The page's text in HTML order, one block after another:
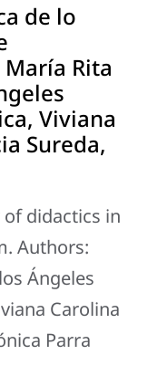
de lo
Rita
Viviana
Sureda,
didactics in
Authors:
Ángeles
Carolina
Parra